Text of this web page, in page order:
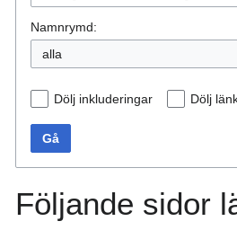
Namnrymd:
alla
Dölj inkluderingar Dölj
Gå
Följande sidor